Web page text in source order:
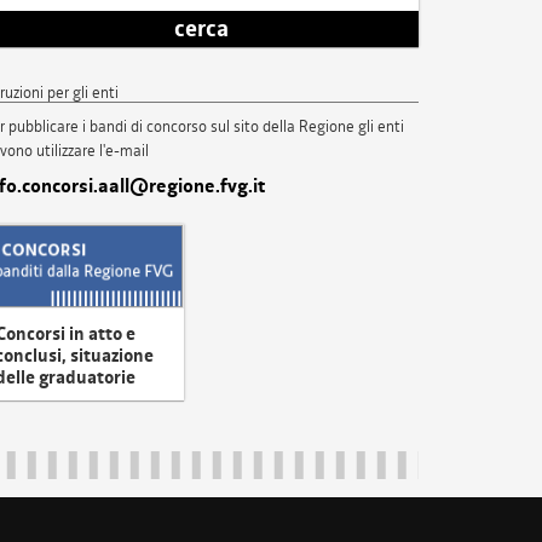
cerca
per gli enti
pubblicare i bandi di concorso sul sito della Regione gli enti
utilizzare l'e-mail
in atto e
situazione
graduatorie